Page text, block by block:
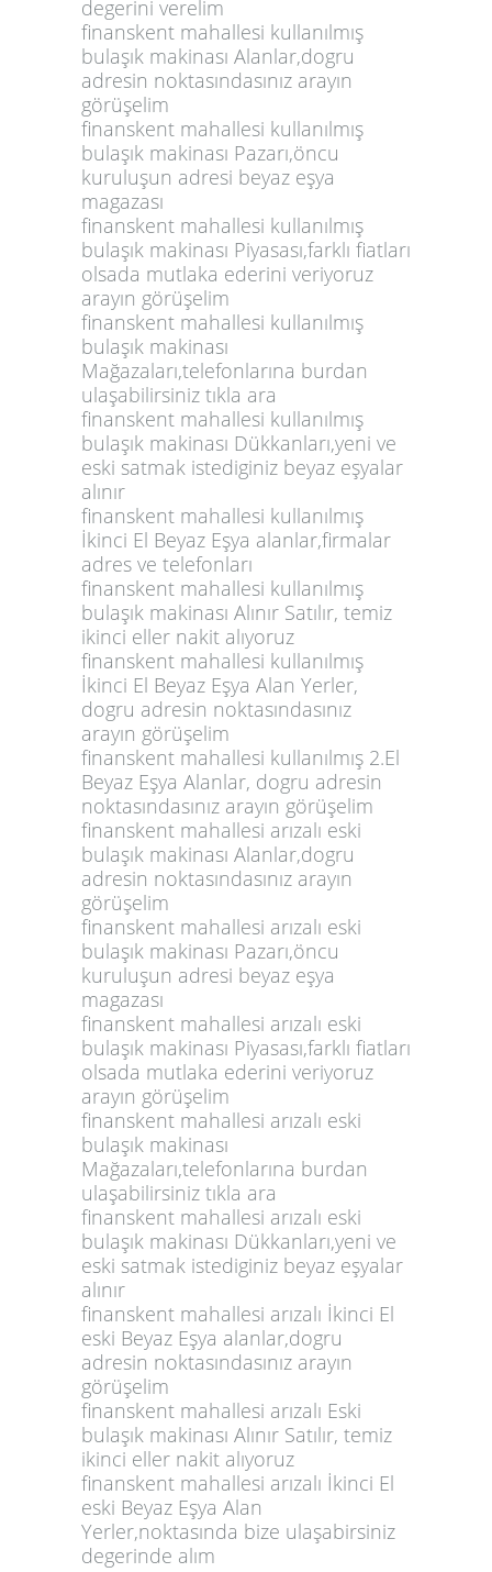
degerini verelim
finanskent mahallesi kullanılmış
bulaşık makinası Alanlar,dogru
adresin noktasındasınız arayın
görüşelim
finanskent mahallesi kullanılmış
bulaşık makinası Pazarı,öncu
kuruluşun adresi beyaz eşya
magazası
finanskent mahallesi kullanılmış
bulaşık makinası Piyasası,farklı fiatları
olsada mutlaka ederini veriyoruz
arayın görüşelim
finanskent mahallesi kullanılmış
bulaşık makinası
Mağazaları,telefonlarına burdan
ulaşabilirsiniz tıkla ara
finanskent mahallesi kullanılmış
bulaşık makinası Dükkanları,yeni ve
eski satmak istediginiz beyaz eşyalar
alınır
finanskent mahallesi kullanılmış
İkinci El Beyaz Eşya alanlar,firmalar
adres ve telefonları
finanskent mahallesi kullanılmış
bulaşık makinası Alınır Satılır, temiz
ikinci eller nakit alıyoruz
finanskent mahallesi kullanılmış
İkinci El Beyaz Eşya Alan Yerler,
dogru adresin noktasındasınız
arayın görüşelim
finanskent mahallesi kullanılmış 2.El
Beyaz Eşya Alanlar, dogru adresin
noktasındasınız arayın görüşelim
finanskent mahallesi arızalı eski
bulaşık makinası Alanlar,dogru
adresin noktasındasınız arayın
görüşelim
finanskent mahallesi arızalı eski
bulaşık makinası Pazarı,öncu
kuruluşun adresi beyaz eşya
magazası
finanskent mahallesi arızalı eski
bulaşık makinası Piyasası,farklı fiatları
olsada mutlaka ederini veriyoruz
arayın görüşelim
finanskent mahallesi arızalı eski
bulaşık makinası
Mağazaları,telefonlarına burdan
ulaşabilirsiniz tıkla ara
finanskent mahallesi arızalı eski
bulaşık makinası Dükkanları,yeni ve
eski satmak istediginiz beyaz eşyalar
alınır
finanskent mahallesi arızalı İkinci El
eski Beyaz Eşya alanlar,dogru
adresin noktasındasınız arayın
görüşelim
finanskent mahallesi arızalı Eski
bulaşık makinası Alınır Satılır, temiz
ikinci eller nakit alıyoruz
finanskent mahallesi arızalı İkinci El
eski Beyaz Eşya Alan
Yerler,noktasında bize ulaşabirsiniz
degerinde alım